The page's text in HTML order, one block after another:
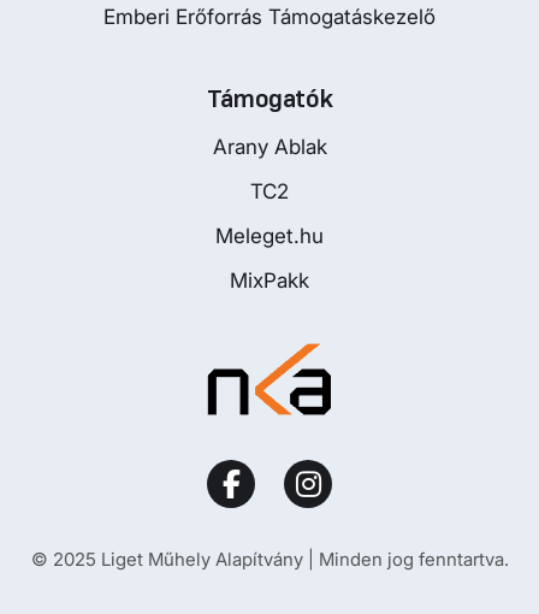
Emberi Erőforrás Támogatáskezelő
Támogatók
Arany Ablak
TC2
Meleget.hu
MixPakk
© 2025 Liget Műhely Alapítvány | Minden jog fenntartva.